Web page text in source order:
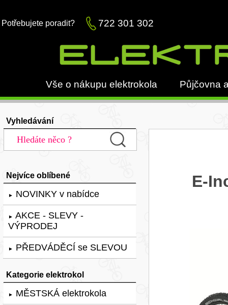
Potřebujete poradit? 722 301 302
Vše o nákupu elektrokola Půjčovna
Vyhledávání
Nejvíce oblíbené
► NOVINKY v nabídce
► AKCE - SLEVY -
VÝPRODEJ
► PŘEDVÁDĚCÍ se SLEVOU
Kategorie elektrokol
► MĚSTSKÁ elektrokola
E-